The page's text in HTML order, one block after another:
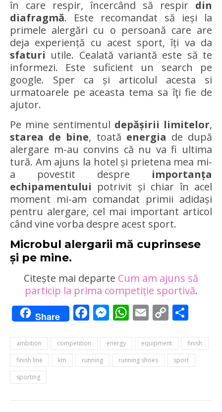
în care respir, încercând să respir din
diafragmă. Este recomandat să ieși la
primele alergări cu o persoană care are
deja experiență cu acest sport, îți va da
sfaturi utile. Cealată variantă este să te
informezi. Este suficient un search pe
google. Sper ca și articolul acesta si
urmatoarele pe aceasta tema sa îţi fie de
ajutor.
Pe mine sentimentul depășirii limitelor,
starea de bine, toată energia de după
alergare m-au convins că nu va fi ultima
tură. Am ajuns la hotel și prietena mea mi-
a povestit despre importanța
echipamentului potrivit și chiar în acel
moment mi-am comandat primii adidași
pentru alergare, cel mai important articol
când vine vorba despre acest sport.
Microbul alergarii mă cuprinsese
și pe mine.
Citește mai departe Cum am ajuns să
particip la prima competiție sportivă.
Share Facebook
Messenger
WhatsApp
Email
Copy
ambition competition energy equipment
finish
finish line
km running running shoes
sport
sporting